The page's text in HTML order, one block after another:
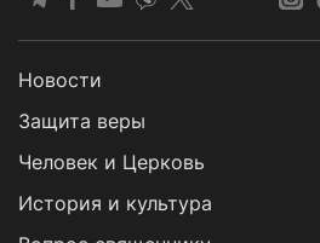
Новости
Защита веры
Человек и Церковь
История и культура